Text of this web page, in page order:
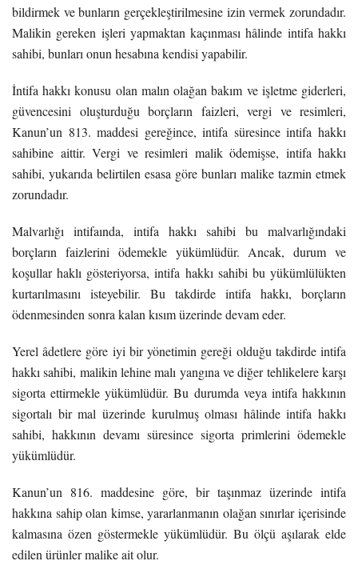
bildirmek ve bunların gerçekleştirilmesine izin vermek zorundadır.
Malikin gereken işleri yapmaktan kaçınması hâlinde intifa hakkı
sahibi, bunları onun hesabına kendisi yapabilir.
İntifa hakkı konusu olan malın olağan bakım ve işletme giderleri,
güvencesini oluşturduğu borçların faizleri, vergi ve resimleri,
Kanun’un 813. maddesi gereğince, intifa süresince intifa hakkı
sahibine aittir. Vergi ve resimleri malik ödemişse, intifa hakkı
sahibi, yukarıda belirtilen esasa göre bunları malike tazmin etmek
zorundadır.
Malvarlığı intifaında, intifa hakkı sahibi bu malvarlığındaki
borçların faizlerini ödemekle yükümlüdür. Ancak, durum ve
koşullar haklı gösteriyorsa, intifa hakkı sahibi bu yükümlülükten
kurtarılmasını isteyebilir. Bu takdirde intifa hakkı, borçların
ödenmesinden sonra kalan kısım üzerinde devam eder.
Yerel âdetlere göre iyi bir yönetimin gereği olduğu takdirde intifa
hakkı sahibi, malikin lehine malı yangına ve diğer tehlikelere karşı
sigorta ettirmekle yükümlüdür. Bu durumda veya intifa hakkının
sigortalı bir mal üzerinde kurulmuş olması hâlinde intifa hakkı
sahibi, hakkının devamı süresince sigorta primlerini ödemekle
yükümlüdür.
Kanun’un 816. maddesine göre, bir taşınmaz üzerinde intifa
hakkına sahip olan kimse, yararlanmanın olağan sınırlar içerisinde
kalmasına özen göstermekle yükümlüdür. Bu ölçü aşılarak elde
edilen ürünler malike ait olur.